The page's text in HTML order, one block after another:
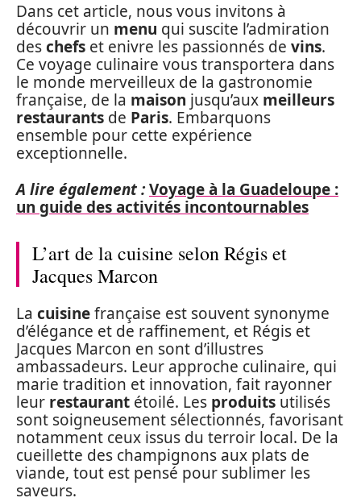
Dans cet article, nous vous invitons à
découvrir un menu qui suscite l’admiration
deschefs et enivre les passionnés de vins.
Ce voyage culinaire vous transportera dans
le monde merveilleux de la gastronomie
française, de la maison jusqu’aux meilleurs
restaurants de Paris. Embarquons
ensemble pour cette expérience
exceptionnelle.
A lire également :Voyage à la Guadeloupe :
un guide des activités incontournables
L’art de la cuisine selon Régis et
Jacques Marcon
La cuisinefrançaise est souvent synonyme
d’élégance et de raffinement, et Régis et
Jacques Marcon en sont d’illustres
ambassadeurs. Leur approche culinaire, qui
marie tradition et innovation, fait rayonner
leur restaurant étoilé. Les produits utilisés
sont soigneusement sélectionnés, favorisant
notamment ceux issus du terroir local. De la
cueillette des champignons aux plats de
viande, tout est pensé pour sublimer les
saveurs.